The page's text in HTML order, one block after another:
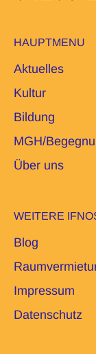
HAUPTMENU
Aktuelles
Kultur
Bildung
MGH/
Über uns
WEITERE
Blog
Impressum
Datenschutz